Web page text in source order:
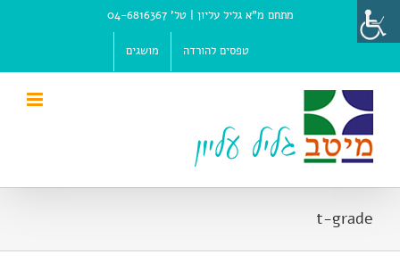
content
מתחם מ"א גליל עליון |טל' 04-6816367
טפסים להורדה מושגים
t-grade